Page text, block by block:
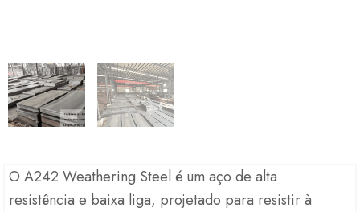
O A242 Weathering Steel é um aço de alta
resistência e baixa liga, projetado para resistir à